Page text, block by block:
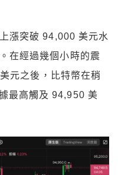
漲突破 94,000 美元水
在經過幾個小時的震
元之後，比特幣在稍
最高觸及 94,950 美